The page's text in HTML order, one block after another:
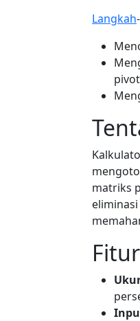
Langkah
matriks